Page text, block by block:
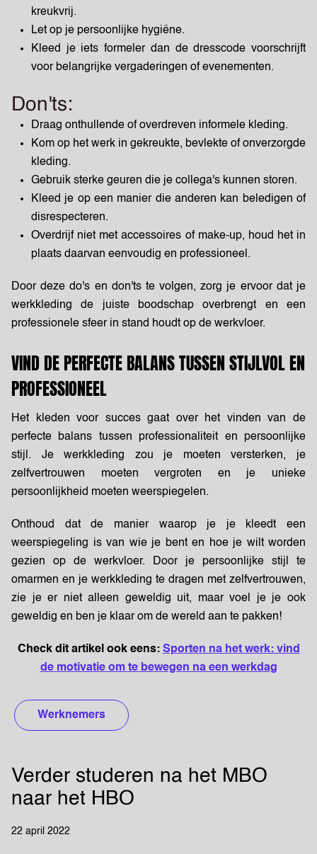
kreukvrij.
Let op je persoonlijke hygiëne.
Kleed je iets formeler dan de dresscode voorschrijft
voor belangrijke vergaderingen of evenementen.
Don'ts:
Draag onthullende of overdreven informele kleding.
Kom op het werk in gekreukte, bevlekte of onverzorgde
kleding.
Gebruik sterke geuren die je collega's kunnen storen.
Kleed je op een manier die anderen kan beledigen of
disrespecteren.
Overdrijf niet met accessoires of make-up, houd het in
plaats daarvan eenvoudig en professioneel.
Door deze do's en don'ts te volgen, zorg je ervoor dat je
werkkleding de juiste boodschap overbrengt en een
professionele sfeer in stand houdt op de werkvloer.
VIND DE PERFECTE BALANS TUSSEN STIJLVOL EN
PROFESSIONEEL
Het kleden voor succes gaat over het vinden van de
perfecte balans tussen professionaliteit en persoonlijke
stijl. Je werkkleding zou je moeten versterken, je
zelfvertrouwen moeten vergroten en je unieke
persoonlijkheid moeten weerspiegelen.
Onthoud dat de manier waarop je je kleedt een
weerspiegeling is van wie je bent en hoe je wilt worden
gezien op de werkvloer. Door je persoonlijke stijl te
omarmen en je werkkleding te dragen met zelfvertrouwen,
zie je er niet alleen geweldig uit, maar voel je je ook
geweldig en ben je klaar om de wereld aan te pakken!
Check dit artikel ook eens: Sporten na het werk: vind
de motivatie om te bewegen na een werkdag
Werknemers
Verder studeren na het MBO
naar het HBO
22 april 2022